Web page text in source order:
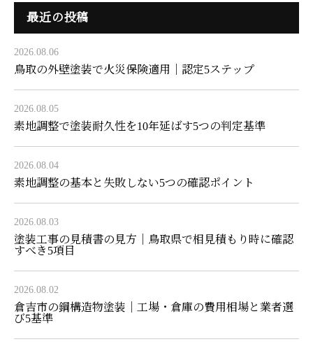
最近の投稿
2026.08.06
鳥取の外壁塗装で火災保険適用｜認定5ステップ
2026.08.05
素地調整で塗装耐久性を10年延ばす5つの判定基準
2026.08.04
素地調整の基本と失敗しない5つの確認ポイント
2026.08.03
塗装工事の見積書の見方｜鳥取県で相見積もり時に確認
すべき5項目
2026.08.02
倉吉市の鋼構造物塗装｜工場・倉庫の費用相場と業者選
び5基準